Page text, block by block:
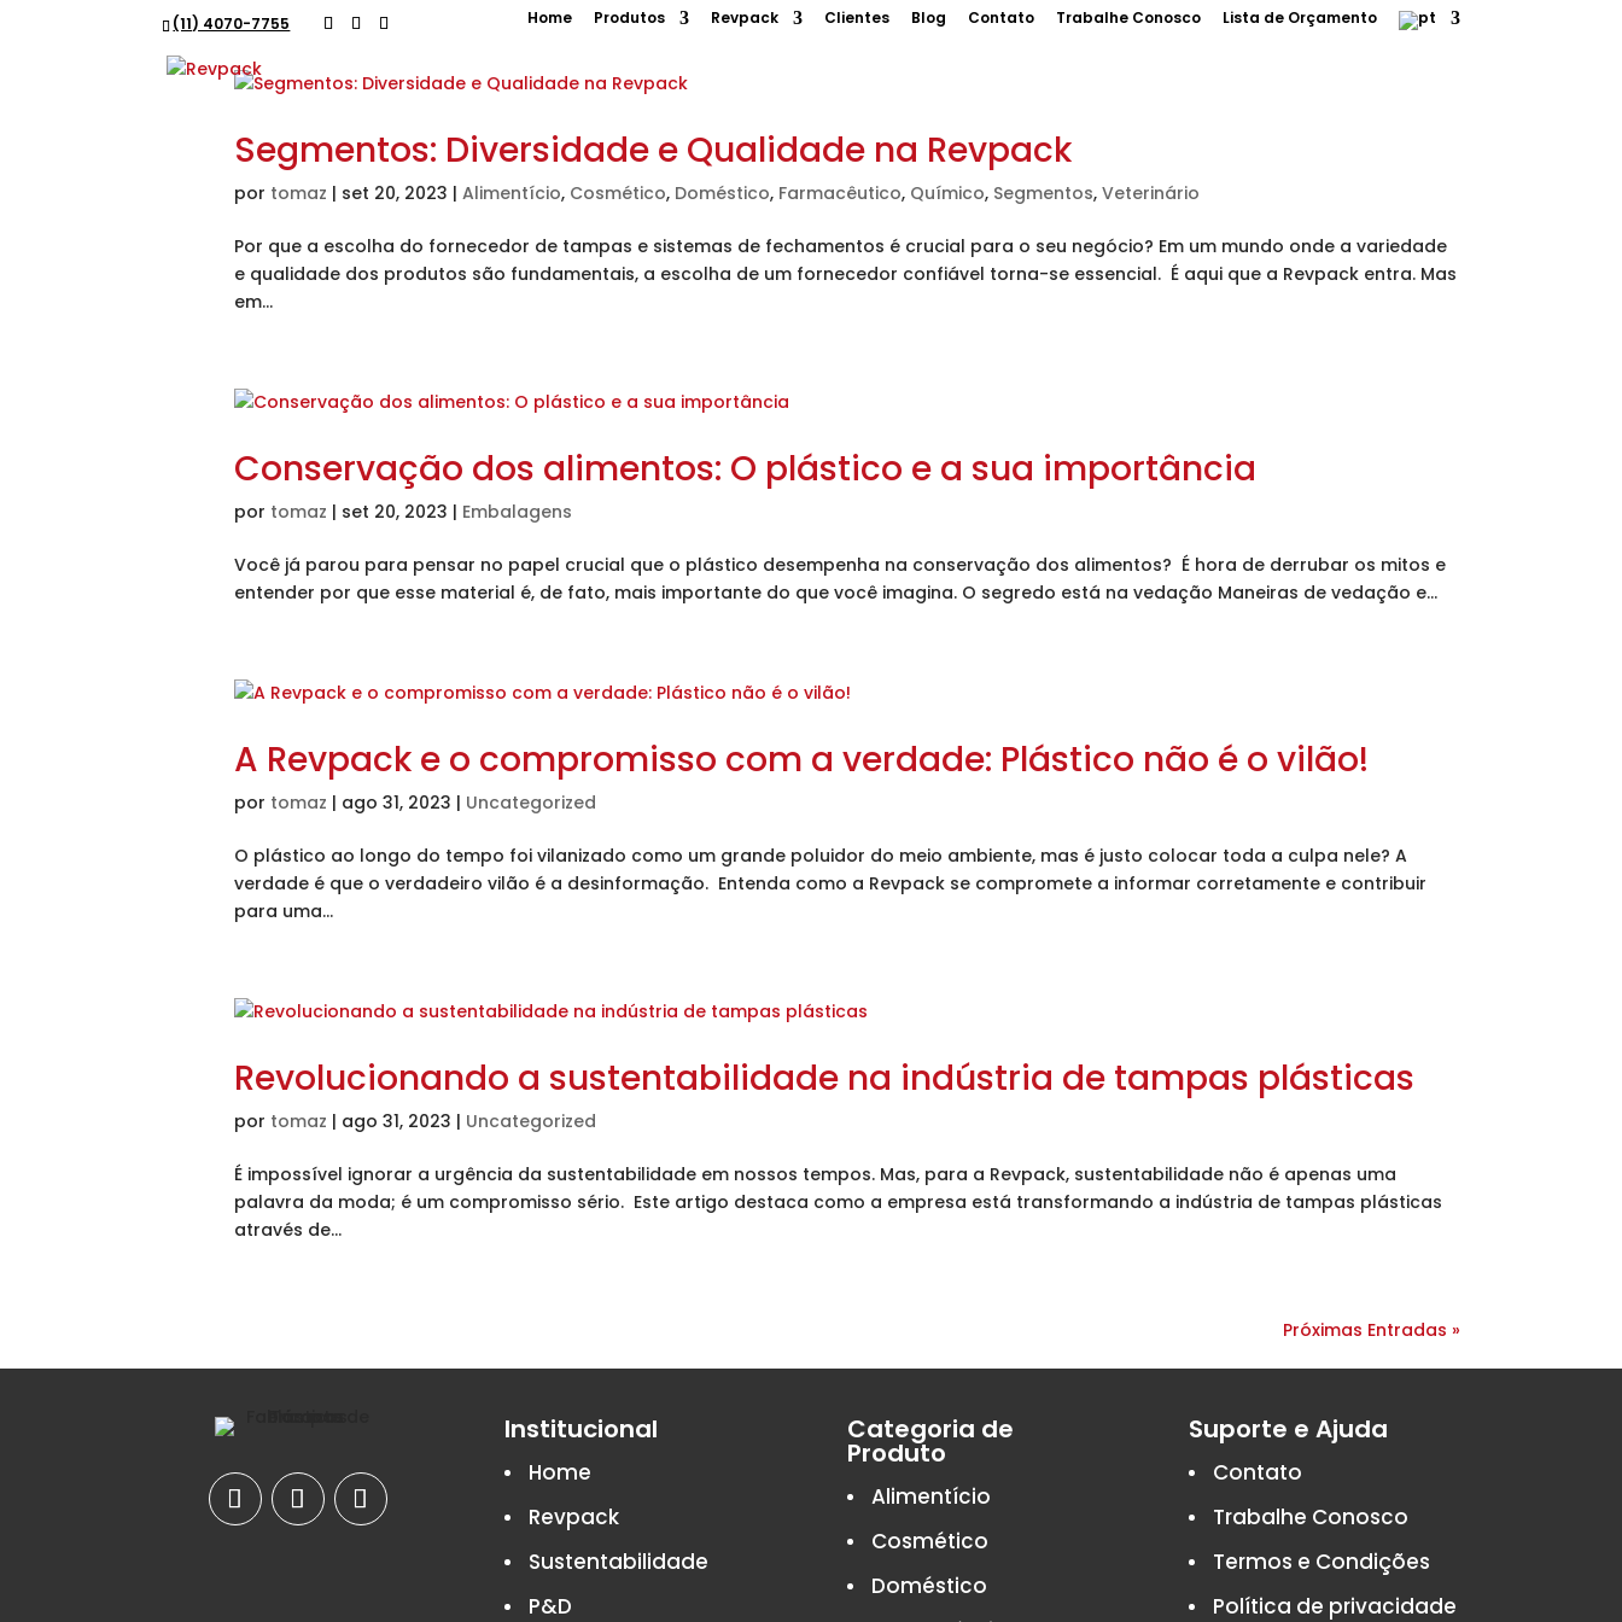
(11) 4070-7755 Home Produtos Revpack Clientes Blog Contato Trabalhe Conosco Lista de Orçamento
Segmentos: Diversidade e Qualidade na Revpack
por tomaz | set 20, 2023 | Alimentício, Cosmético, Doméstico, Farmacêutico, Químico, Segmentos, Veterinário
Por que a escolha do fornecedor de tampas e sistemas de fechamentos é crucial para o seu negócio? Em um mundo onde a variedade
e qualidade dos produtos são fundamentais, a escolha de um fornecedor confiável torna-se essencial. É aqui que a Revpack entra. Mas
em...
Conservação dos alimentos: O plástico e a sua importância
por tomaz | set 20, 2023 | Embalagens
Você já parou para pensar no papel crucial que o plástico desempenha na conservação dos alimentos? É hora de derrubar os mitos e
entender por que esse material é, de fato, mais importante do que você imagina. O segredo está na vedação Maneiras de vedação e...
A Revpack e o compromisso com a verdade: Plástico não é o vilão!
por tomaz | ago 31, 2023 | Uncategorized
O plástico ao longo do tempo foi vilanizado como um grande poluidor do meio ambiente, mas é justo colocar toda a culpa nele? A
verdade é que o verdadeiro vilão é a desinformação. Entenda como a Revpack se compromete a informar corretamente e contribuir
para uma...
Revolucionando a sustentabilidade na indústria de tampas plásticas
por tomaz | ago 31, 2023 | Uncategorized
É impossível ignorar a urgência da sustentabilidade em nossos tempos. Mas, para a Revpack, sustentabilidade não é apenas uma
palavra da moda; é um compromisso sério. Este artigo destaca como a empresa está transformando a indústria de tampas plásticas
através de...
Próximas Entradas »
Institucional
Home
Revpack
Sustentabilidade
P&D
Categoria de
Produto
Alimentício
Cosmético
Doméstico
Suporte e Ajuda
Contato
Trabalhe Conosco
Termos e Condições
Política de privacidade